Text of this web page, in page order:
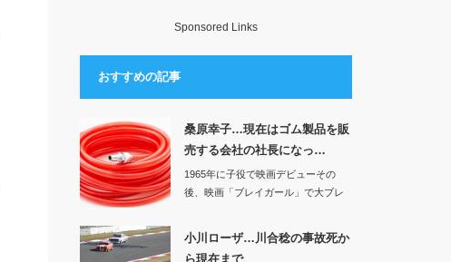
Sponsored Links
おすすめの記事
桑原幸子…現在はゴム製品を販
売する会社の社長になっ…
1965年に子役で映画デビューその
後、映画「ブレイガール」で大ブレ
小川ローザ…川合稔の事故死か
ら現在まで